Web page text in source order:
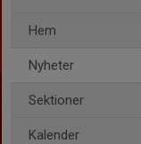
Hem
Nyheter
Sektioner
Kalender